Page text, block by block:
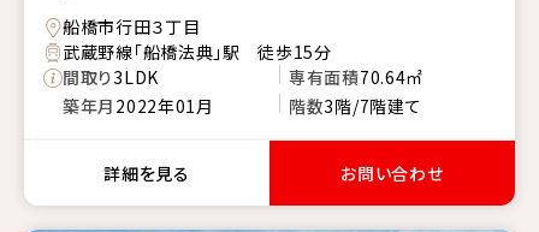
船橋市行田３丁目
武蔵野線「船橋法典」駅 徒歩15分
間取り3LDK 専有面積70.64㎡
築年月 2022年01月 階数3階/7階建て
詳細を見る お問い合わせ